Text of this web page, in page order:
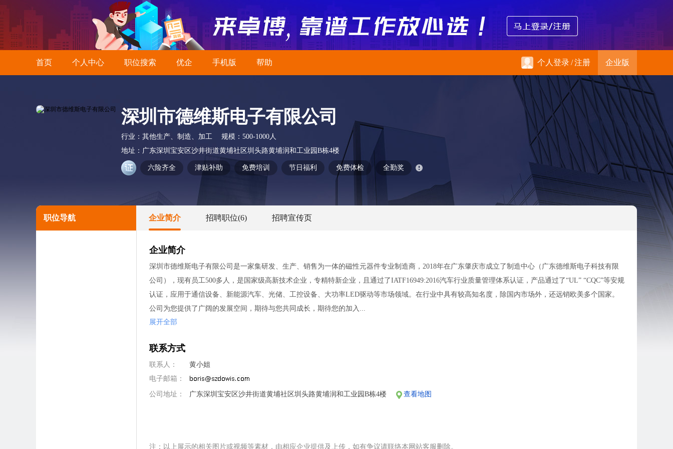
首页 个人中心 职位搜索 优企 手机版 帮助 个人登录/注册 企业版
深圳市德维斯电子有限公司
行业： 其他生产、制造、加工 规模： 500-1000人
地址： 广东深圳宝安区沙井街道黄埔社区圳头路黄埔润和工业园B栋4楼
六险齐全 津贴补助 免费培训 节日福利 免费体检 全勤奖
职位导航 企业简介 招聘职位(6) 招聘宣传页
企业简介
深圳市德维斯电子有限公司是一家集研发、生产、销售为一体的磁性元器件专业制造商，2018年在广东肇庆市成立了制造中心（广东德维斯电子科技有限
公司），现有员工500多人，是国家级高新技术企业，专精特新企业，且通过了IATF16949:2016汽车行业质量管理体系认证，产品通过了“UL” “CQC”等安规
认证，应用于通信设备、新能源汽车、光储、工控设备、大功率LED驱动等市场领域。在行业中具有较高知名度，除国内市场外，还远销欧美多个国家。
公司为您提供了广阔的发展空间，期待与您共同成长，期待您的加入...
展开全部
联系方式
联系人：
黄小姐
电子邮箱：
公司地址： 广东深圳宝安区沙井街道黄埔社区圳头路黄埔润和工业园B栋4楼 查看地图
注：以上展示的相关图片或视频等素材，由相应企业提供及上传，如有争议请联络本网站客服删除。